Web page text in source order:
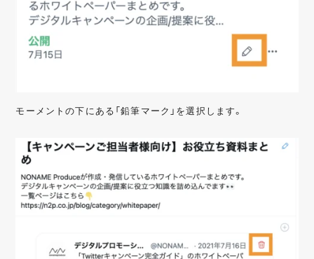
モーメントの下にある「鉛筆マーク」を選択します。